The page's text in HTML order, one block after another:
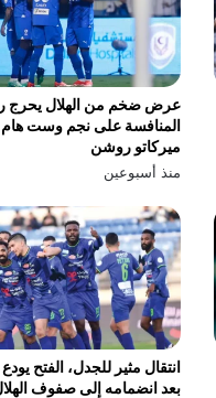
عرض ضخم من الهلال يحرج
المنافسة على نجم وست
ميركاتو روشن
منذ أسبوعين
انتقال مثير للجدل، الفتح
بعد انضمامه إلى صفوف